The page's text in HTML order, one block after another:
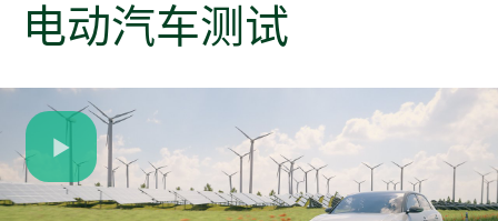
电动汽车测试